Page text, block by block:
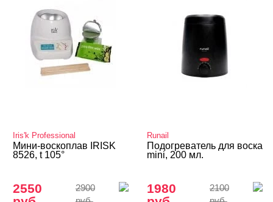
Мебель для салонов
Оборудование
Аппараты Global Fashion
Аппараты для маникюра и педикюра
Бестеневые лампы
Воскоплавы и восконагревалели
Iris'k Professional
Мини-воскоплав IRISK
8526, t 105°
2550
2900
Runail
Подогреватель для воска
mini, 200 мл.
1980
2100